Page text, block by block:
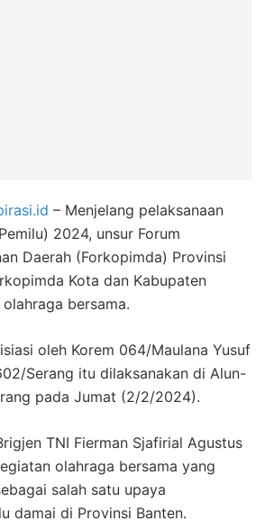
– Menjelang pelaksanaan
2024, unsur Forum
Daerah (Forkopimda) Provinsi
Kota dan Kabupaten
bersama.
oleh Korem 064/Maulana Yusuf
Serang itu dilaksanakan di Alun-
pada Jumat (2/2/2024).
TNI Fierman Sjafirial Agustus
olahraga bersama yang
salah satu upaya
damai di Provinsi Banten.